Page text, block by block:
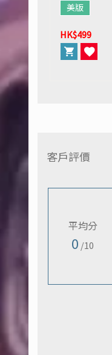
美版
HK$499
客戶評價
平均分
0 /10